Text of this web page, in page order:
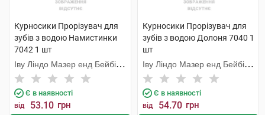
Курносики Прорізувач для
зубів з водою Намистинки
7042 1 шт
Іву Ліндо Мазер енд Бейбі
Продактс
Є в наявності
від 53.10 грн
Курносики Прорізувач для
зубів з водою Долоня 7040 1
шт
Іву Ліндо Мазер енд Бейбі
Продактс
Є в наявності
від 54.70 грн